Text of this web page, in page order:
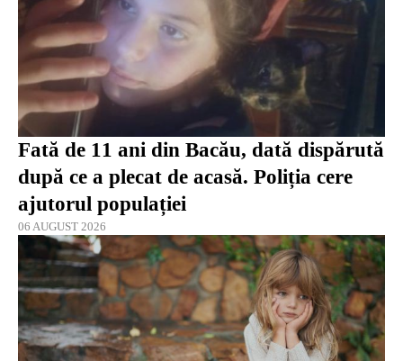
Fată de 11 ani din Bacău, dată dispărută
după ce a plecat de acasă. Poliția cere
ajutorul populației
06 AUGUST 2026